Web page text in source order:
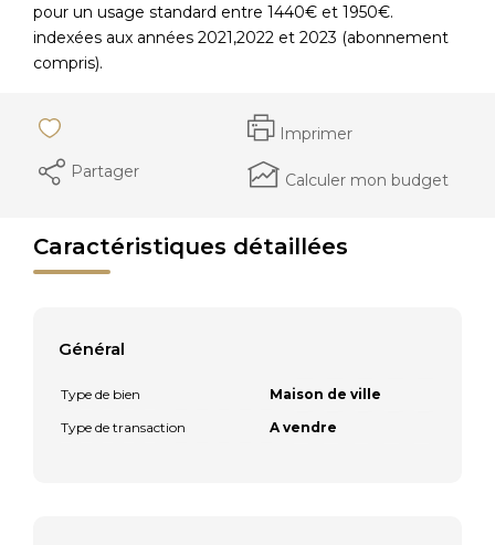
pour un usage standard entre 1440€ et 1950€.
indexées aux années 2021,2022 et 2023 (abonnement
compris).
Imprimer
Partager
Calculer mon budget
Caractéristiques détaillées
Général
Type de bien
Maison de ville
Type de transaction
A vendre